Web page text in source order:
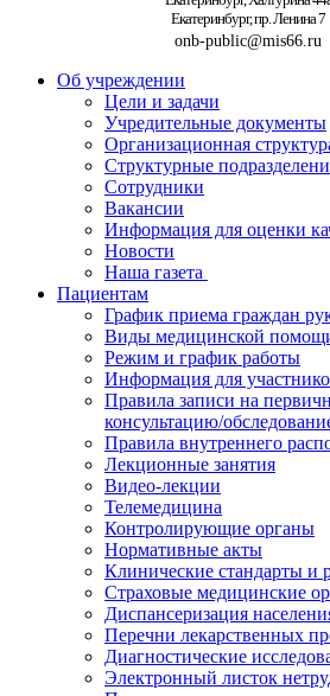
Екатеринбург, пр. Ленина 7
onb-public@mis66.ru
Об учреждении
Цели и задачи
Учредительные документы
Организационная
Структурные
Сотрудники
Вакансии
Информация для оценки
Новости
​​Наша газета
Пациентам
График приема граждан
Виды медицинской
Режим и график работы
Информация для
Правила записи на
консультацию/
Правила внутреннего
Лекционные занятия
Видео-лекции
Телемедицина
Контролирующие органы
Нормативные акты
Клинические стандарты и
Страховые медицинские
Диспансеризация
Перечни лекарственных
Диагностические
Электронный листок